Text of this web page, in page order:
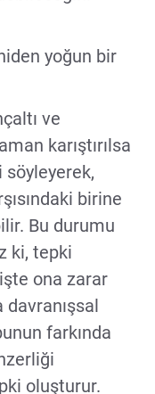
yoğun bir
ve
karıştırılsa
birine
Bu durumu
ki, tepki
ona zarar
farkında
oluşturur.